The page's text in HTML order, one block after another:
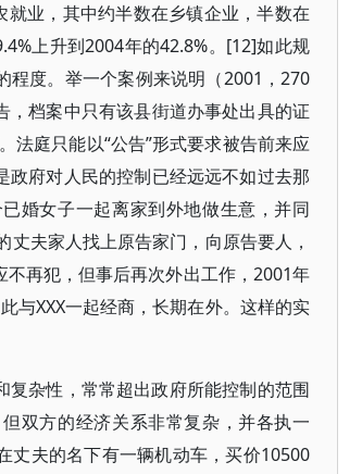
业，其中约半数在乡镇企业，半数在
上升到2004年的42.8%。[12]如此规
程度。举一个案例来说明（2001，270
档案中只有该县街道办事处出具的证
法庭只能以“公告”形式要求被告前来应
府对人民的控制已经远远不如过去那
婚女子一起离家到外地做生意，并同
夫家人找上原告家门，向原告要人，
再犯，但事后再次外出工作，2001年
与XXX一起经商，长期在外。这样的实
杂性，常常超出政府所能控制的范围
双方的经济关系非常复杂，并各执一
丈夫的名下有一辆机动车，买价10500